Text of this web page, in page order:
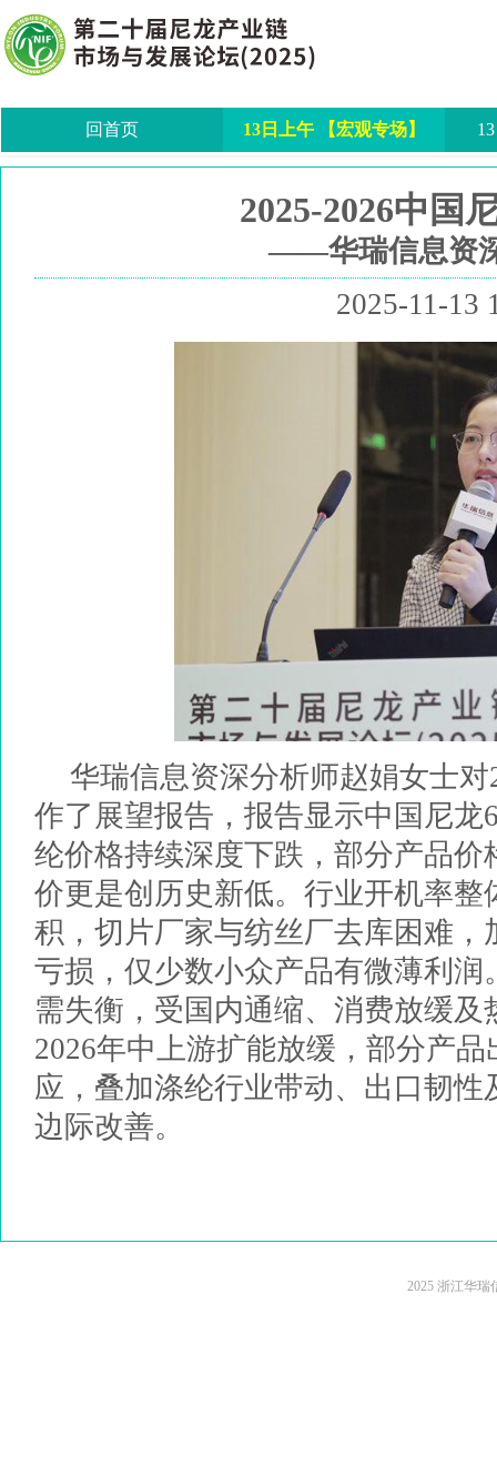
回首页 13日上午 【宏观专场】
2025-2026中国
——华瑞信息资
2025-11-13
华瑞信息资深分析师赵娟女士
作了展望报告，报告显示中国尼龙
纶价格持续深度下跌，部分产品
价更是创历史新低。行业开机率
积，切片厂家与纺丝厂去库困难
亏损，仅少数小众产品有微薄利
需失衡，受国内通缩、消费放缓
2026年中上游扩能放缓，部分产
应，叠加涤纶行业带动、出口韧
边际改善。
2025 浙江华瑞